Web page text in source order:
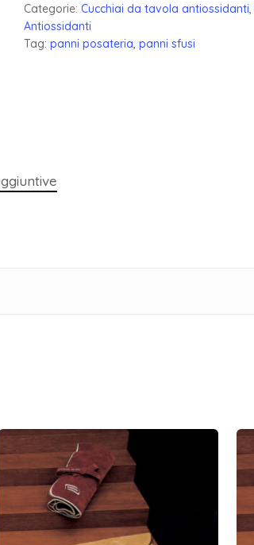
Categorie: Cucchiai da tavola antiossidanti,
Antiossidanti
Tag: panni posateria, panni sfusi